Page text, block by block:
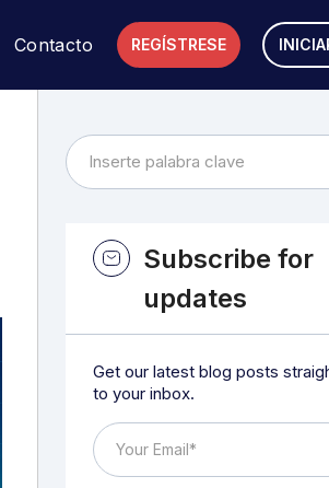
REGÍSTRESE
Contacto
Subscribe for
updates
Get our latest blog posts
to your inbox.